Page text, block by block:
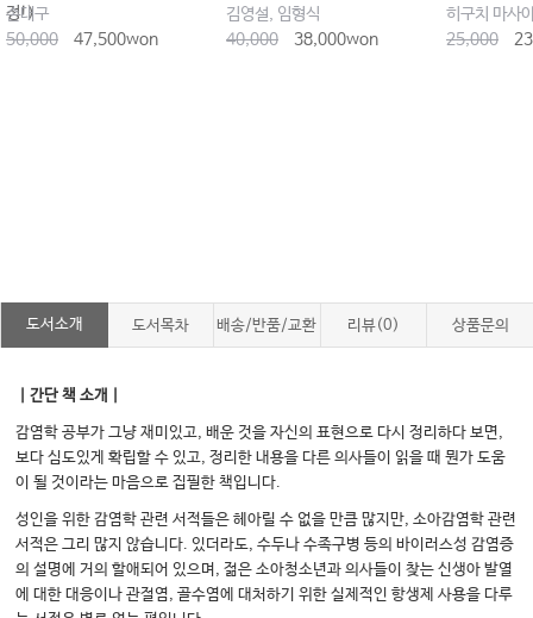
정!)
손대구
50,000
47,500won
김영설, 임형식
40,000
38,000won 25,000
도서소개 도서목차 배송/반품/교환 리뷰(0) 상품문의
｜간단 책 소개｜
감염학 공부가 그냥 재미있고, 배운 것을 자신의 표현으로 다시 정리하다 보면,
보다 심도있게 확립할 수 있고, 정리한 내용을 다른 의사들이 읽을 때 뭔가 도움
이 될 것이라는 마음으로 집필한 책입니다.
성인을 위한 감염학 관련 서적들은 헤아릴 수 없을 만큼 많지만, 소아감염학 관련
서적은 그리 많지 않습니다. 있더라도, 수두나 수족구병 등의 바이러스성 감염증
의 설명에 거의 할애되어 있으며, 젊은 소아청소년과 의사들이 찾는 신생아 발열
에 대한 대응이나 관절염, 골수염에 대처하기 위한 실제적인 항생제 사용을 다루